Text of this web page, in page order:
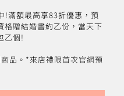
滿額最高享83折優惠，預
格贈結婚書約乙份，當天下
乙個!
品。*來店禮限首次官網預